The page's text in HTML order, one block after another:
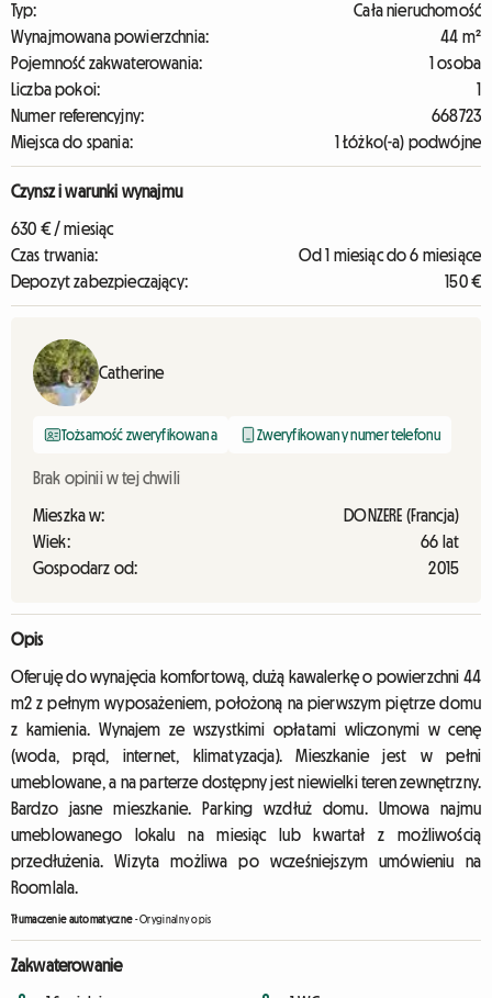
Typ:
Cała nieruchomość
Wynajmowana powierzchnia:
44 m²
Pojemność zakwaterowania:
1 osoba
Liczba pokoi:
1
Numer referencyjny:
668723
Miejsca do spania:
1 Łóżko(-a) podwójne
Czynsz i warunki wynajmu
630 € / miesiąc
Czas trwania:
Od 1 miesiąc do 6 miesiące
Depozyt zabezpieczający:
150 €
Catherine
Tożsamość zweryfikowana Zweryfikowany numer telefonu
Brak opinii w tej chwili
Mieszka w:
DONZERE (Francja)
Wiek:
66 lat
Gospodarz od:
2015
Opis
Oferuję do wynajęcia komfortową, dużą kawalerkę o powierzchni 44
m2 z pełnym wyposażeniem, położoną na pierwszym piętrze domu
z kamienia. Wynajem ze wszystkimi opłatami wliczonymi w cenę
(woda, prąd, internet, klimatyzacja). Mieszkanie jest w pełni
umeblowane, a na parterze dostępny jest niewielki teren zewnętrzny.
Bardzo jasne mieszkanie. Parking wzdłuż domu. Umowa najmu
umeblowanego lokalu na miesiąc lub kwartał z możliwością
przedłużenia. Wizyta możliwa po wcześniejszym umówieniu na
Roomlala.
Tłumaczenie automatyczne-Oryginalny opis
Zakwaterowanie